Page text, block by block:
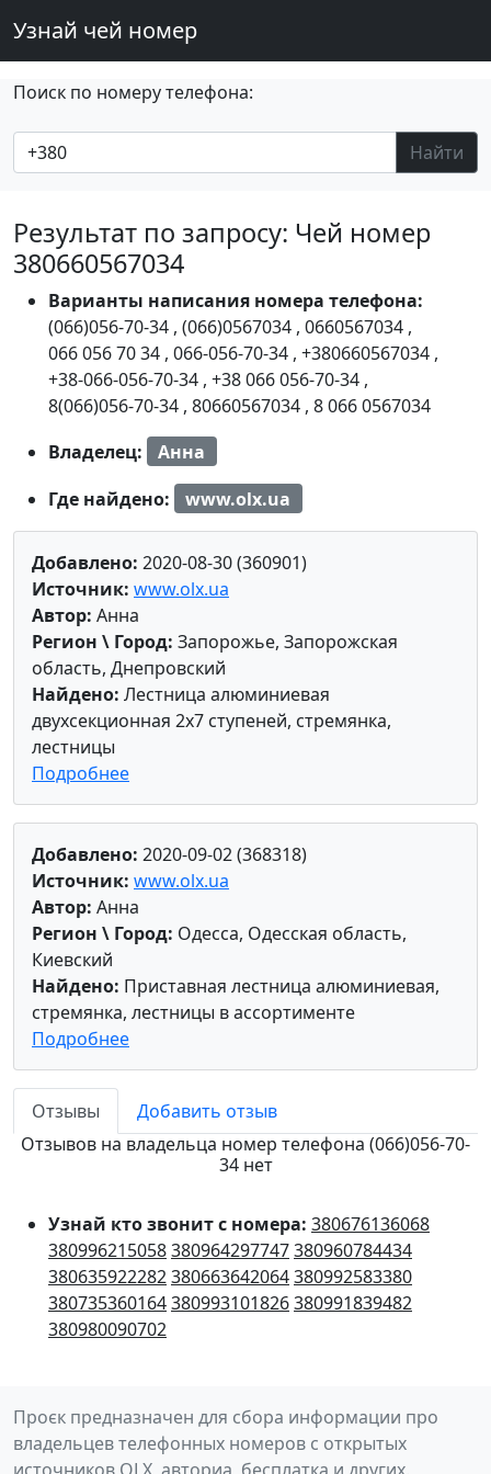
Узнай чей номер
Поиск по номеру телефона:
Найти
Результат по запросу: Чей номер
380660567034
Варианты написания номера телефона:
(066)056-70-34 , (066)0567034 , 0660567034 ,
066 056 70 34 , 066-056-70-34 , +380660567034 ,
+38-066-056-70-34 , +38 066 056-70-34 ,
8(066)056-70-34 , 80660567034 , 8 066 0567034
Владелец:
Анна
Где найдено:
www.olx.ua
Добавлено: 2020-08-30 (360901)
Источник: www.olx.ua
Автор: Анна
Регион \ Город: Запорожье, Запорожская
область, Днепровский
Найдено: Лестница алюминиевая
двухсекционная 2х7 ступеней, стремянка,
лестницы
Подробнее
Добавлено: 2020-09-02 (368318)
Источник: www.olx.ua
Автор: Анна
Регион \ Город: Одесса, Одесская область,
Киевский
Найдено: Приставная лестница алюминиевая,
стремянка, лестницы в ассортименте
Подробнее
Отзывы
Добавить отзыв
Отзывов на владельца номер телефона (066)056-70-
34 нет
Узнай кто звонит с номера: 380676136068
380996215058380964297747380960784434
380635922282380663642064380992583380
380735360164380993101826380991839482
380980090702
Проєк предназначен для сбора информации про
владельцев телефонных номеров с открытых